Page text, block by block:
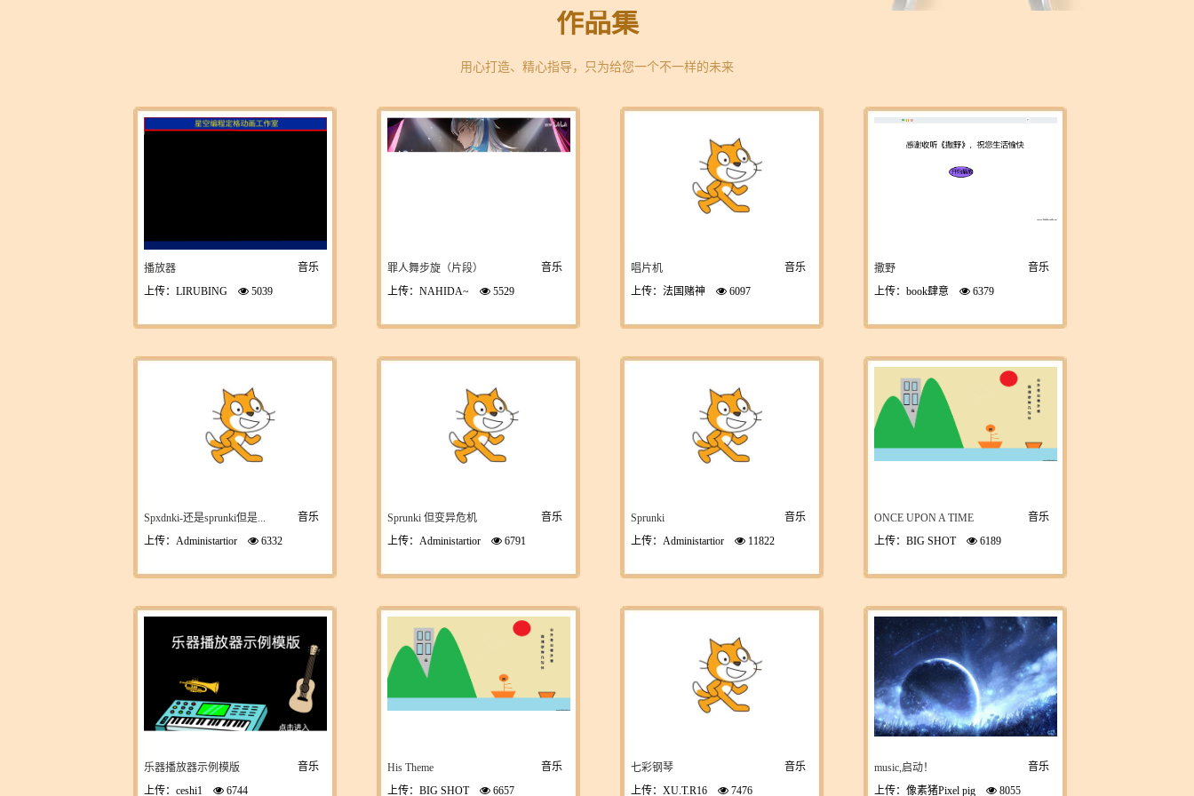
作品集
用心打造、精心指导，只为给您一个不一样的未来
播放器
音乐
上传：LIRUBING
5039
罪人舞步旋（片段）
音乐
上传：NAHIDA~
5529
唱片机
音乐
上传：法国赌神
6097
撒野
音乐
上传：book肆意
6379
Spxdnki-还是sprunki但是...
音乐
上传：Administartior
6332
Sprunki 但变异危机
音乐
上传：Administartior
6791
Sprunki
音乐
上传：Administartior
11822
ONCE UPON A TIME
音乐
上传：BIG SHOT
6189
乐器播放器示例模版
音乐
上传：ceshi1
6744
His Theme
音乐
上传：BIG SHOT
6657
七彩钢琴
音乐
上传：XU.T.R16
7476
music,启动！
音乐
上传：像素猪Pixel pig
8055